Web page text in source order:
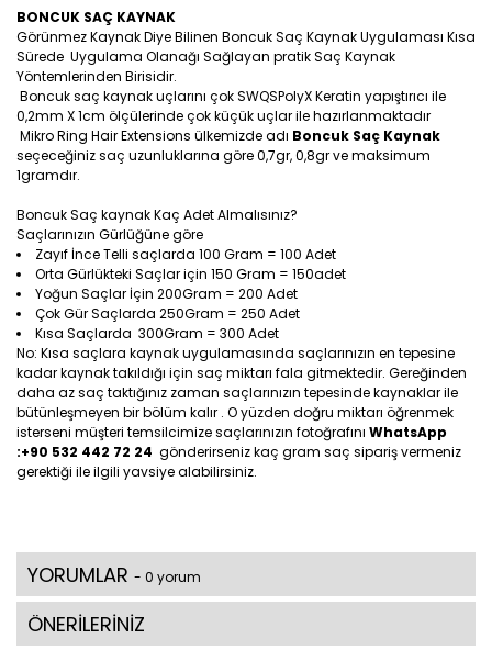
BONCUK SAÇ KAYNAK
Görünmez Kaynak Diye Bilinen Boncuk Saç Kaynak Uygulaması Kısa
Sürede Uygulama Olanağı Sağlayan pratik Saç Kaynak
Yöntemlerinden Birisidir.
Boncuk saç kaynak uçlarını çok SWQSPolyX Keratin yapıştırıcı ile
0,2mm X 1cm ölçülerinde çok küçük uçlar ile hazırlanmaktadır
Mikro Ring Hair Extensions ülkemizde adı Boncuk Saç Kaynak
seçeceğiniz saç uzunluklarına göre 0,7gr, 0,8gr ve maksimum
1gramdır.
Boncuk Saç kaynak Kaç Adet Almalısınız?
Saçlarınızın Gürlüğüne göre
Zayıf İnce Telli saçlarda 100 Gram = 100 Adet
Orta Gürlükteki Saçlar için 150 Gram = 150adet
Yoğun Saçlar İçin 200Gram = 200 Adet
Çok Gür Saçlarda 250Gram = 250 Adet
Kısa Saçlarda 300Gram = 300 Adet
No: Kısa saçlara kaynak uygulamasında saçlarınızın en tepesine
kadar kaynak takıldığı için saç miktarı fala gitmektedir. Gereğinden
daha az saç taktığınız zaman saçlarınızın tepesinde kaynaklar ile
bütünleşmeyen bir bölüm kalır . O yüzden doğru miktarı öğrenmek
isterseni müşteri temsilcimize saçlarınızın fotoğrafını WhatsApp
:+90 532 442 72 24 gönderirseniz kaç gram saç sipariş vermeniz
gerektiği ile ilgili yavsiye alabilirsiniz.
YORUMLAR - 0 yorum
ÖNERİLERİNİZ